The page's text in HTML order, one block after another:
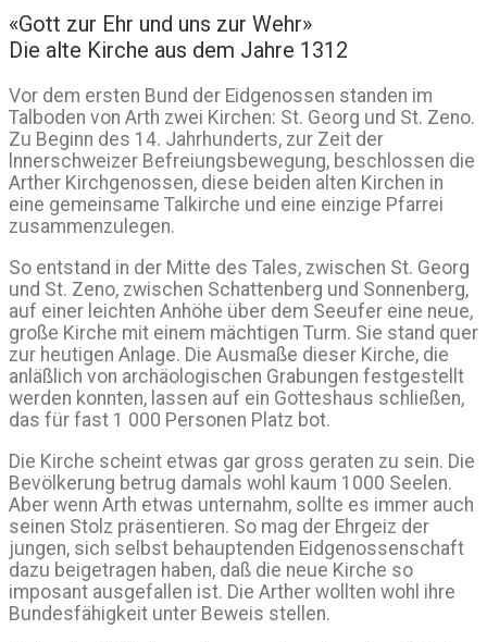
«Gott zur Ehr und uns zur Wehr»
Die alte Kirche aus dem Jahre 1312
Vor dem ersten Bund der Eidgenossen standen im
Talboden von Arth zwei Kirchen: St. Georg und St. Zeno.
Zu Beginn des 14. Jahrhunderts, zur Zeit der
lnnerschweizer Befreiungsbewegung, beschlossen die
Arther Kirchgenossen, diese beiden alten Kirchen in
eine gemeinsame Talkirche und eine einzige Pfarrei
zusammenzulegen.
So entstand in der Mitte des Tales, zwischen St. Georg
und St. Zeno, zwischen Schattenberg und Sonnenberg,
auf einer leichten Anhöhe über dem Seeufer eine neue,
große Kirche mit einem mächtigen Turm. Sie stand quer
zur heutigen Anlage. Die Ausmaße dieser Kirche, die
anläßlich von archäologischen Grabungen festgestellt
werden konnten, lassen auf ein Gotteshaus schließen,
das für fast 1 000 Personen Platz bot.
Die Kirche scheint etwas gar gross geraten zu sein. Die
Bevölkerung betrug damals wohl kaum 1000 Seelen.
Aber wenn Arth etwas unternahm, sollte es immer auch
seinen Stolz präsentieren. So mag der Ehrgeiz der
jungen, sich selbst behauptenden Eidgenossenschaft
dazu beigetragen haben, daß die neue Kirche so
imposant ausgefallen ist. Die Arther wollten wohl ihre
Bundesfähigkeit unter Beweis stellen.